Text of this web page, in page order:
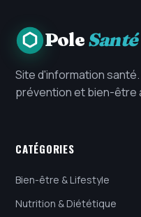
Pole
Site d'information
prévention et bien-être
CATÉGORIES
Bien-être & Lifestyle
Nutrition & Diététique